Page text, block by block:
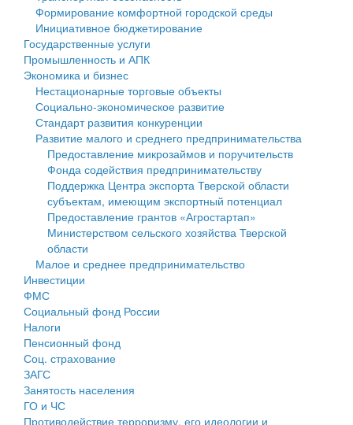
Государственные услуги
Промышленность и АПК
Экономика и бизнес
Символика
Устав
Гостям округа
Туризм
Культура
Образование
Здравоохранение
Социальная защита
Фотоальбом
муниципального округа Тверской области
Администрация Кашинского муниципального округа
Тверской области
Управление сельскими территориями
Открытые данные
Работа с обращениями граждан
Муниципальный контроль
Муниципальные услуги
Проекты административных регламентов
Антимонопольный комплаенс
Противодействие коррупции
Финансовое управление
Бюджет для граждан
Имущество
Выявление правообладателей ранее учтенных
объектов недвижимости
Имущественная поддержка субъектов малого и
среднего предпринимательства
Информационная поддержка субъектов малого и
среднего предпринимательства
Муниципальные программы
Контрольно-счетная палата
Персональные данные
Оценка регулирующего воздействия
Формирование комфортной городской среды
Инициативное бюджетирование
Государственные услуги
Промышленность и АПК
Экономика и бизнес
Нестационарные торговые объекты
Социально-экономическое развитие
Стандарт развития конкуренции
Развитие малого и среднего предпринимательства
Предоставление микрозаймов и поручительств
Фонда содействия предпринимательству
Поддержка Центра экспорта Тверской области
субъектам, имеющим экспортный потенциал
Предоставление грантов «Агростартап»
Министерством сельского хозяйства Тверской
области
Малое и среднее предпринимательство
Инвестиции
ФМС
Социальный фонд России
Налоги
Пенсионный фонд
Соц. страхование
ЗАГС
Занятость населения
ГО и ЧС
Противодействие терроризму, его идеологии и